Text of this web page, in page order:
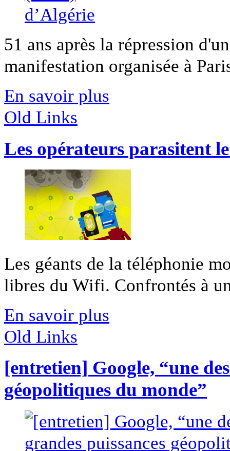
51 ans après la répression
manifestation organisée à
En savoir plus
Old Links
Les opérateurs parasitent
Les géants de la téléphonie
libres du Wifi. Confrontés à
En savoir plus
Old Links
[entretien] Google, “une
géopolitiques du monde”